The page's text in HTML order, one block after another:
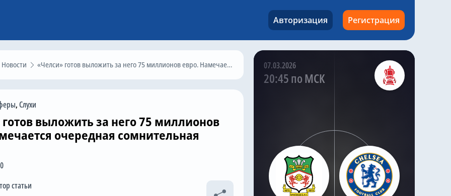
Авторизация Регистрация
Новости «Челси» готов выложить за него 75 миллионов евро. Намечается очередная сомнительная сделка
,Слухи
выложить за него 75 миллионов
очередная сомнительная
статьи
07.03.2026
20:45 по МСК
привлекло внимание
обоих английских
@chelseanews_bot 8 часов назад
Николас Джексон совершил
добрый поступок в «Челси»,
@chelseanews_bot 7 часов назад
«Челси» не собирается
покупать нового вратаря, и
доволен Робертом Санчесом